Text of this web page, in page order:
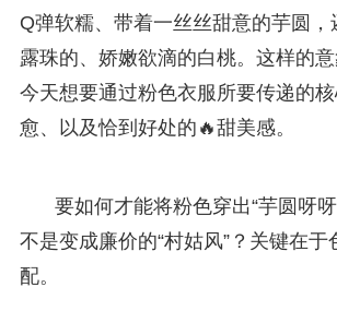
Q弹软糯、带着一丝丝甜意的芋圆
露珠的、娇嫩欲滴的白桃。这样的
今天想要通过粉色衣服所要传递的
愈、以及恰到好处的🔥甜美感。
要如何才能将粉色穿出“芋圆呀
不是变成廉价的“村姑风”？关键在于
配。